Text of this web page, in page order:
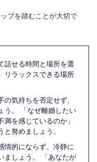
プを踏むことが大切で
話せる時間と場所を選
リラックスできる場所
気持ちを否定せず、
う。 「なぜ離婚したい
を感じているのか」
努めましょう。
情的にならず、冷静に
ましょう。 「あなたが